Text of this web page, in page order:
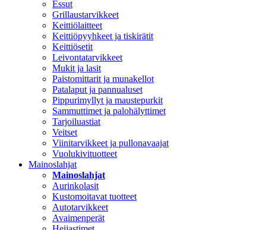
Essut
Grillaustarvikkeet
Keittiölaitteet
Keittiöpyyhkeet ja tiskirätit
Keittiösetit
Leivontatarvikkeet
Mukit ja lasit
Paistomittarit ja munakellot
Patalaput ja pannualuset
Pippurimyllyt ja maustepurkit
Sammuttimet ja palohälyttimet
Tarjoiluastiat
Veitset
Viinitarvikkeet ja pullonavaajat
Vuolukivituotteet
Mainoslahjat
Mainoslahjat
Aurinkolasit
Kustomoitavat tuotteet
Autotarvikkeet
Avaimenperät